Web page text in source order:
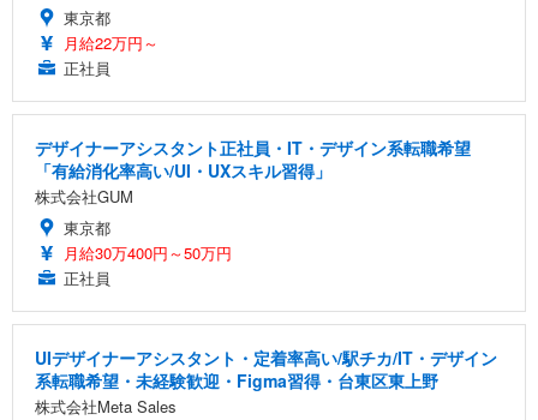
東京都
月給22万円～
正社員
デザイナーアシスタント正社員・IT・デザイン系転職希望
「有給消化率高い/UI・UXスキル習得」
株式会社GUM
東京都
月給30万400円～50万円
正社員
UIデザイナーアシスタント・定着率高い/駅チカ/IT・デザイン
系転職希望・未経験歓迎・Figma習得・台東区東上野
株式会社Meta Sales